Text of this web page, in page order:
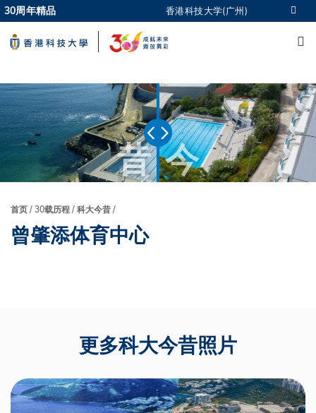
Skip
to
main
更多科大概览
科大新闻
生活@科大
教授简录
认识科大
30周年精品 香港科技大学(广州)
昔 今
面
包
首页 30载历程 科大今昔
曾肇添体育中心
更多科大今昔照片